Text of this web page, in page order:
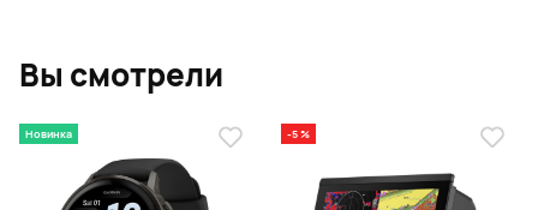
Вы смотрели
Новинка -5 %